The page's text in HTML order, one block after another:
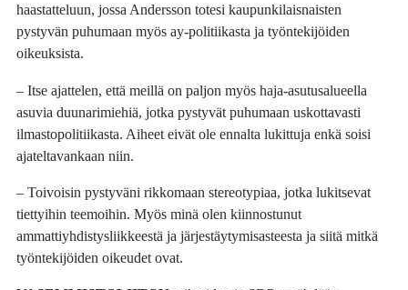
haastatteluun, jossa Andersson totesi kaupunkilaisnaisten
pystyvän puhumaan myös ay-politiikasta ja työntekijöiden
oikeuksista.
– Itse ajattelen, että meillä on paljon myös haja-asutusalueella
asuvia duunarimiehiä, jotka pystyvät puhumaan uskottavasti
ilmastopolitiikasta. Aiheet eivät ole ennalta lukittuja enkä soisi
ajateltavankaan niin.
– Toivoisin pystyväni rikkomaan stereotypiaa, jotka lukitsevat
tiettyihin teemoihin. Myös minä olen kiinnostunut
ammattiyhdistysliikkeestä ja järjestäytymisasteesta ja siitä mitkä
työntekijöiden oikeudet ovat.